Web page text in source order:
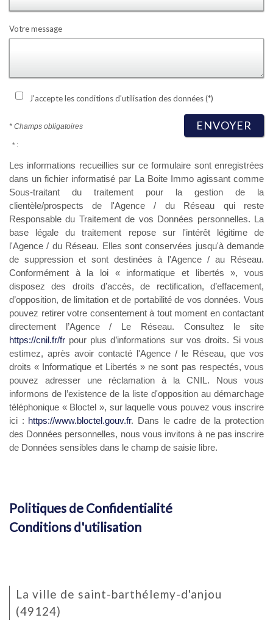
Votre message
J'accepte les conditions d'utilisation des données (*)
* Champs obligatoires ENVOYER
* :
Les informations recueillies sur ce formulaire sont enregistrées
dans un fichier informatisé par La Boite Immo agissant comme
Sous-traitant du traitement pour la gestion de la
clientèle/prospects de l'Agence / du Réseau qui reste
Responsable du Traitement de vos Données personnelles. La
base légale du traitement repose sur l'intérêt légitime de
l'Agence / du Réseau. Elles sont conservées jusqu'à demande
de suppression et sont destinées à l'Agence / au Réseau.
Conformément à la loi « informatique et libertés », vous
disposez des droits d’accès, de rectification, d’effacement,
d’opposition, de limitation et de portabilité de vos données. Vous
pouvez retirer votre consentement à tout moment en contactant
directement l’Agence / Le Réseau. Consultez le site
https://cnil.fr/fr pour plus d’informations sur vos droits. Si vous
estimez, après avoir contacté l'Agence / le Réseau, que vos
droits « Informatique et Libertés » ne sont pas respectés, vous
pouvez adresser une réclamation à la CNIL. Nous vous
informons de l’existence de la liste d'opposition au démarchage
téléphonique « Bloctel », sur laquelle vous pouvez vous inscrire
ici : https://www.bloctel.gouv.fr. Dans le cadre de la protection
des Données personnelles, nous vous invitons à ne pas inscrire
de Données sensibles dans le champ de saisie libre.
Politiques de Confidentialité
Conditions d'utilisation
la ville de saint-barthélemy-d'anjou
(49124)